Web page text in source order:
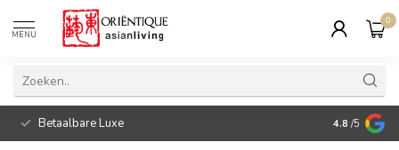
MENU
0
Betaalbare Luxe 4.8 /5